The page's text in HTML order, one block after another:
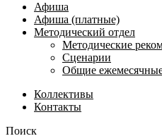
Афиша
Афиша (платные)
Методический отдел
Методические
Сценарии
Общие
Коллективы
Контакты
Поиск